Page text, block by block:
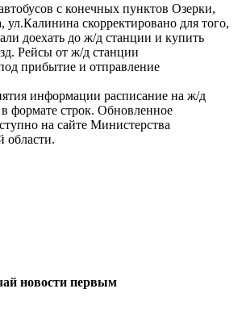
с конечных пунктов Озерки,
ул.Калинина скорректировано для того,
доехать до ж/д станции и купить
Рейсы от ж/д станции
прибытие и отправление
информации расписание на ж/д
формате строк. Обновленное
на сайте Министерства
области.
новости первым